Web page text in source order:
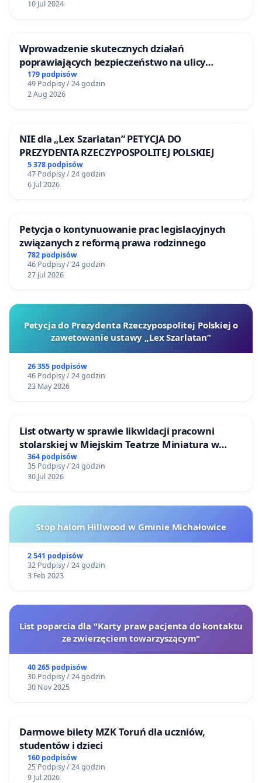
10 Jul 2024
Wprowadzenie skutecznych działań
poprawiających bezpieczeństwo na ulicy
Żeromskiego w Otwocku
179 podpisów
49 Podpisy / 24 godzin
2 Aug 2026
NIE dla „Lex Szarlatan” PETYCJA DO
PREZYDENTA RZECZYPOSPOLITEJ POLSKIEJ
5 378 podpisów
47 Podpisy / 24 godzin
6 Jul 2026
Petycja o kontynuowanie prac legislacyjnych
związanych z reformą prawa rodzinnego
782 podpisów
46 Podpisy / 24 godzin
27 Jul 2026
Petycja do Prezydenta Rzeczypospolitej Polskiej o
zawetowanie ustawy „Lex Szarlatan”
26 355 podpisów
46 Podpisy / 24 godzin
23 May 2026
List otwarty w sprawie likwidacji pracowni
stolarskiej w Miejskim Teatrze Miniatura w
Gdańsku
364 podpisów
35 Podpisy / 24 godzin
30 Jul 2026
Stop halom Hillwood w Gminie Michałowice
2 541 podpisów
32 Podpisy / 24 godzin
3 Feb 2023
List poparcia dla "Karty praw pacjenta do kontaktu
ze zwierzęciem towarzyszącym"
40 265 podpisów
30 Podpisy / 24 godzin
30 Nov 2025
Darmowe bilety MZK Toruń dla uczniów,
studentów i dzieci
160 podpisów
25 Podpisy / 24 godzin
9 Jul 2026